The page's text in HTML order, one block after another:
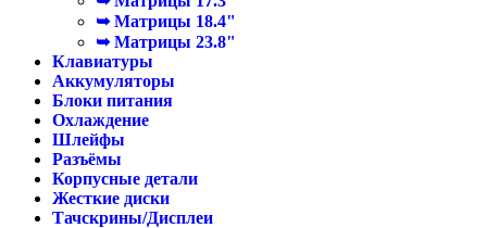
➥ Матрицы 18.4"
➥ Матрицы 23.8"
Клавиатуры
Аккумуляторы
Блоки питания
Охлаждение
Шлейфы
Разъёмы
Корпусные детали
Жесткие диски
Тачскрины/Дисплеи